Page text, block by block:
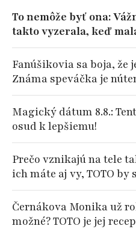
To nemôže byť ona:
takto vyzerala, keď
Fanúšikovia sa boja, že
Známa speváčka je
Magický dátum 8.8.:
osud k lepšiemu!
Prečo vznikajú na tele
ich máte aj vy, TOTO by
Černákova Monika už
možné? TOTO je jej